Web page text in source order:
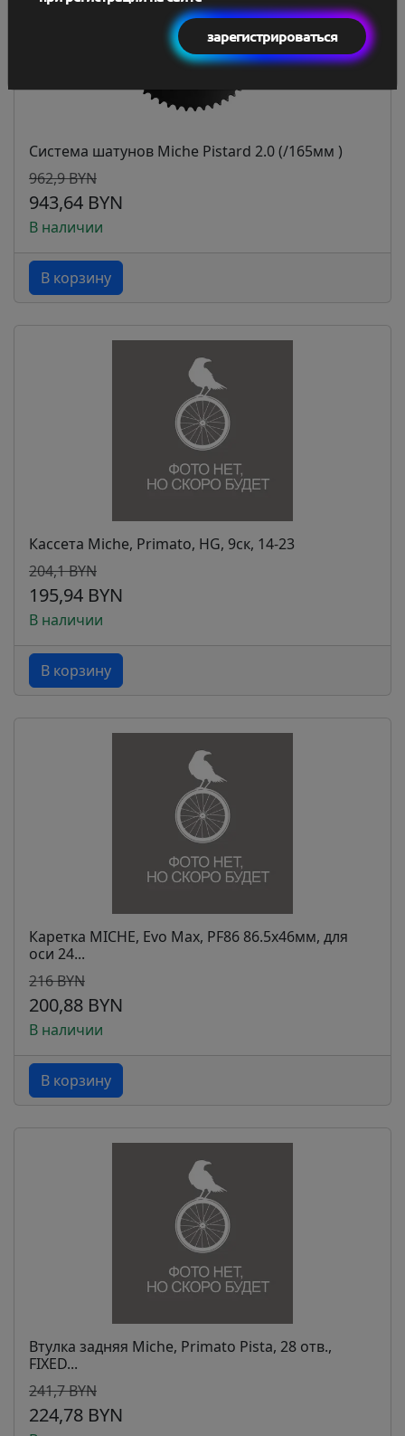
Система шатунов Miche Pistard 2.0 (/165мм )
962,9 BYN
943,64 BYN
В наличии
В корзину
Кассета Miche, Primato, HG, 9ск, 14-23
204,1 BYN
195,94 BYN
В наличии
В корзину
Каретка MICHE, Evo Max, PF86 86.5x46мм, для
оси 24...
216 BYN
200,88 BYN
В наличии
В корзину
Втулка задняя Miche, Primato Pista, 28 отв.,
FIXED...
241,7 BYN
224,78 BYN
зарегистрироваться